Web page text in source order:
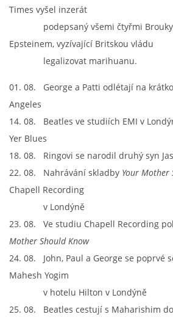
Times vyšel inzerát
podepsaný všemi čtyřmi Brouky
Epsteinem, vyzívající Britskou vládu
legalizovat marihuanu.
01. 08. George a Patti odlétají na
Angeles
14. 08. Beatles ve studiích EMI v
Yer Blues
18. 08. Ringovi se narodil druhý syn
22. 08. Nahrávání skladby Your Mother
Chapell Recording
v Londýně
23. 08. Ve studiu Chapell Recording
Mother Should Know
24. 08. John, Paul a George se poprvé
Mahesh Yogim
v hotelu Hilton v Londýně
25. 08. Beatles cestují s Maharishim